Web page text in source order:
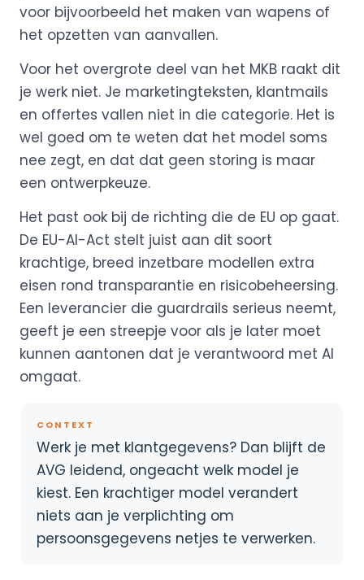
voor bijvoorbeeld het maken van wapens of
het opzetten van aanvallen.
Voor het overgrote deel van het MKB raakt dit
je werk niet. Je marketingteksten, klantmails
en offertes vallen niet in die categorie. Het is
wel goed om te weten dat het model soms
nee zegt, en dat dat geen storing is maar
een ontwerpkeuze.
Het past ook bij de richting die de EU op gaat.
De EU-AI-Act stelt juist aan dit soort
krachtige, breed inzetbare modellen extra
eisen rond transparantie en risicobeheersing.
Een leverancier die guardrails serieus neemt,
geeft je een streepje voor als je later moet
kunnen aantonen dat je verantwoord met AI
omgaat.
CONTEXT
Werk je met klantgegevens? Dan blijft de
AVG leidend, ongeacht welk model je
kiest. Een krachtiger model verandert
niets aan je verplichting om
persoonsgegevens netjes te verwerken.